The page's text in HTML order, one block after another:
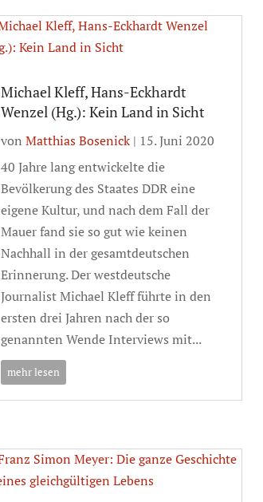
Michael Kleff, Hans-Eckhardt
Wenzel (Hg.): Kein Land in Sicht
von Matthias Bosenick| 15. Juni 2020
40 Jahre lang entwickelte die
Bevölkerung des Staates DDR eine
eigene Kultur, und nach dem Fall der
Mauer fand sie so gut wie keinen
Nachhall in der gesamtdeutschen
Erinnerung. Der westdeutsche
Journalist Michael Kleff führte in den
ersten drei Jahren nach der so
genannten Wende Interviews mit...
mehr lesen